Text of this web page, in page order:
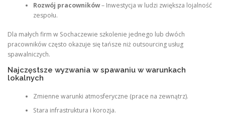
Rozwój pracowników– Inwestycja w ludzi zwiększa lojalność
zespołu.
Dla małych firm w Sochaczewie szkolenie jednego lub dwóch
pracowników często okazuje się tańsze niż outsourcing usług
spawalniczych.
Najczęstsze wyzwania w spawaniu w warunkach
lokalnych
Zmienne warunki atmosferyczne (prace na zewnątrz).
Stara infrastruktura i korozja.